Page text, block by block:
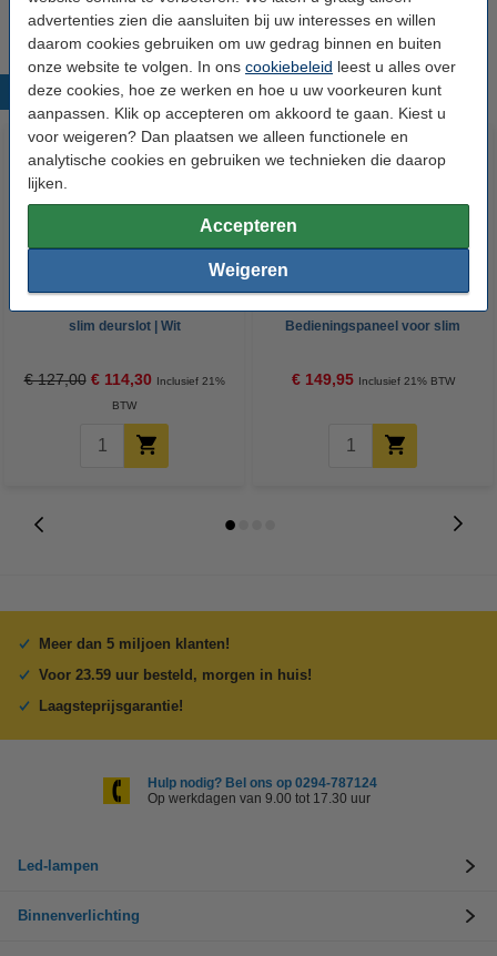
advertenties zien die aansluiten bij uw interesses en willen
daarom cookies gebruiken om uw gedrag binnen en buiten
onze website te volgen. In ons cookiebeleid leest u alles over
deze cookies, hoe ze werken en hoe u uw voorkeuren kunt
aanpassen. Klik op accepteren om akkoord te gaan. Kiest u
voor weigeren? Dan plaatsen we alleen functionele en
analytische cookies en gebruiken we technieken die daarop
lijken.
Accepteren
Weigeren
-Nuki Smart Lock 3.0 (wit)
Populaire producten
slim deurslot | Wit
€ 127,00 € 114,30 Inclusief 21%
BTW
Bedieningspaneel voor slim
€ 149,95 Inclusief 21% BTW
Meer dan 5 miljoen klanten!
Voor 23.59 uur besteld, morgen in huis!
Laagsteprijsgarantie!
Hulp nodig? Bel ons op 0294-787124
Op werkdagen van 9.00 tot 17.30 uur
Led-lampen
Binnenverlichting